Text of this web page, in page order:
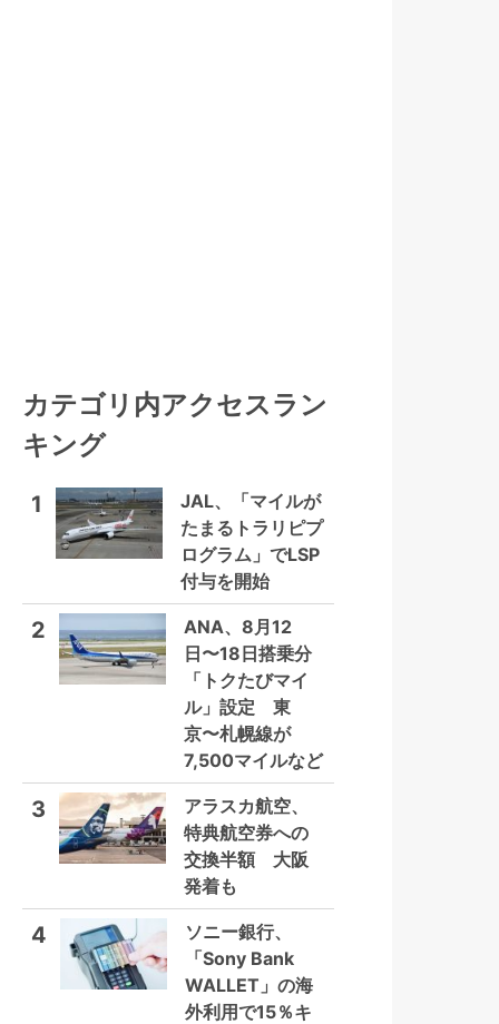
カテゴリ内アクセスラン
キング
1
JAL、「マイルが
たまるトラリピプ
ログラム」でLSP
付与を開始
2
ANA、8月12
日〜18日搭乗分
「トクたびマイ
ル」設定 東
京〜札幌線が
7,500マイルなど
3
アラスカ航空、
特典航空券への
交換半額 大阪
発着も
4
ソニー銀行、
「Sony Bank
WALLET」の海
外利用で15％キ